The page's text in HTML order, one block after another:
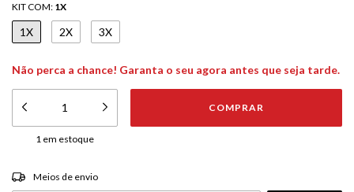
KIT COM: 1X
1X 2X 3X
Não perca a chance! Garanta o seu agora antes que seja tarde.
1 em estoque
Entregas para o CEP:
Meios de envio